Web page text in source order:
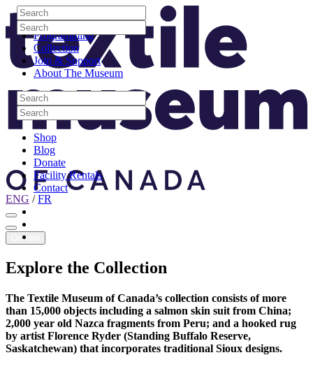
Skip to content
Visit
Programming
Collection
Join & Support
About The Museum
Search
Search
Search
Search
Shop
Blog
Donate
Facility Rentals
Contact
Youtube
Search
Search
Search
Search
Site Logo
ENG /FR
Donate
Explore the Collection
The Textile Museum of Canada’s collection consists of more
than 15,000 objects including a salmon skin suit from China;
2,000 year old Nazca fragments from Peru; and a hooked rug
by artist Florence Ryder (Standing Buffalo Reserve,
Saskatchewan) that incorporates traditional Sioux designs.